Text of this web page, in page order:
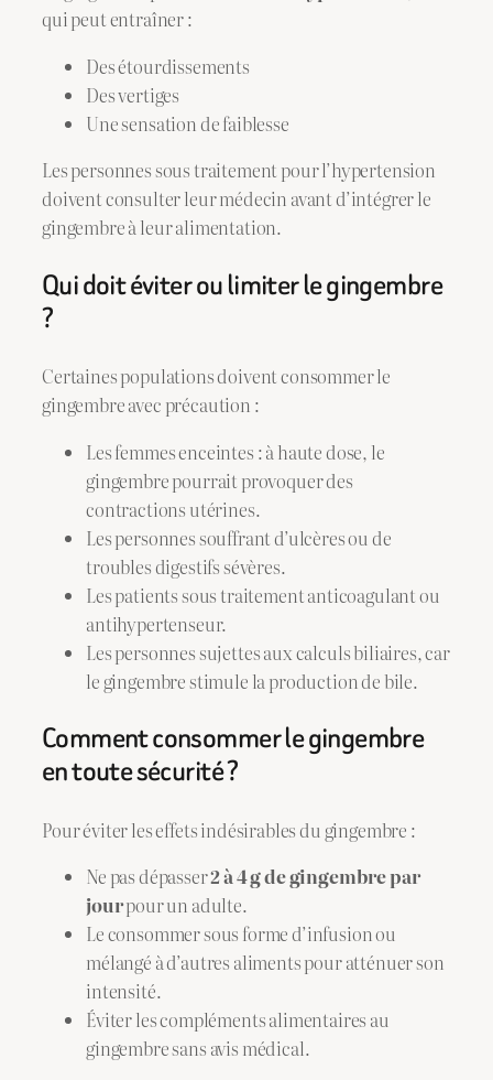
qui peut entraîner :
Des étourdissements
Des vertiges
Une sensation de faiblesse
Les personnes sous traitement pour l’hypertension
doivent consulter leur médecin avant d’intégrer le
gingembre à leur alimentation.
Qui doit éviter ou limiter le gingembre
?
Certaines populations doivent consommer le
gingembre avec précaution :
Les femmes enceintes : à haute dose, le
gingembre pourrait provoquer des
contractions utérines.
Les personnes souffrant d’ulcères ou de
troubles digestifs sévères.
Les patients sous traitement anticoagulant ou
antihypertenseur.
Les personnes sujettes aux calculs biliaires, car
le gingembre stimule la production de bile.
Comment consommer le gingembre
en toute sécurité ?
Pour éviter les effets indésirables du gingembre :
Ne pas dépasser2 à 4 g de gingembre par
jourpour un adulte.
Le consommer sous forme d’infusion ou
mélangé à d’autres aliments pour atténuer son
intensité.
Éviter les compléments alimentaires au
gingembre sans avis médical.